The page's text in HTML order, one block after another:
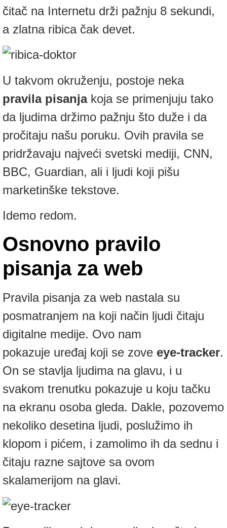
čitač na Internetu drži pažnju 8 sekundi,
a zlatna ribica čak devet.
U takvom okruženju, postoje neka
pravila pisanjakoja se primenjuju tako
da ljudima držimo pažnju što duže i da
pročitaju našu poruku. Ovih pravila se
pridržavaju najveći svetski mediji, CNN,
BBC, Guardian, ali i ljudi koji pišu
marketinške tekstove.
Idemo redom.
Osnovno pravilo
pisanja za web
Pravila pisanja za web nastala su
posmatranjem na koji način ljudi čitaju
digitalne medije. Ovo nam
pokazuje uređaj koji se zove eye-tracker.
On se stavlja ljudima na glavu, i u
svakom trenutku pokazuje u koju tačku
na ekranu osoba gleda. Dakle, pozovemo
nekoliko desetina ljudi, poslužimo ih
klopom i pićem, i zamolimo ih da sednu i
čitaju razne sajtove sa ovom
skalamerijom na glavi.